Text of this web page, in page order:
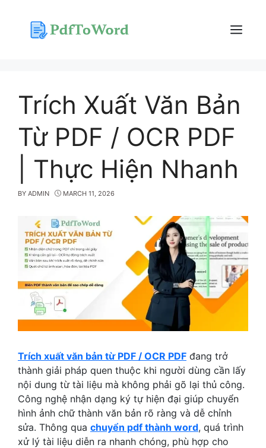
content
Menu
Trích Xuất Văn Bản
Từ PDF / OCR PDF
| Thực Hiện Nhanh
BY ADMIN MARCH 11, 2026
Trích xuất văn bản từ PDF / OCR PDF đang trở
thành giải pháp quen thuộc khi người dùng cần lấy
nội dung từ tài liệu mà không phải gõ lại thủ công.
Công nghệ nhận dạng ký tự hiện đại giúp chuyển
hình ảnh chữ thành văn bản rõ ràng và dễ chỉnh
sửa. Thông qua chuyển pdf thành word, quá trình
xử lý tài liệu diễn ra nhanh chóng, phù hợp cho